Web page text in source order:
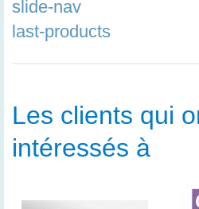
slide-nav
last-products
Les clients qui
intéressés à